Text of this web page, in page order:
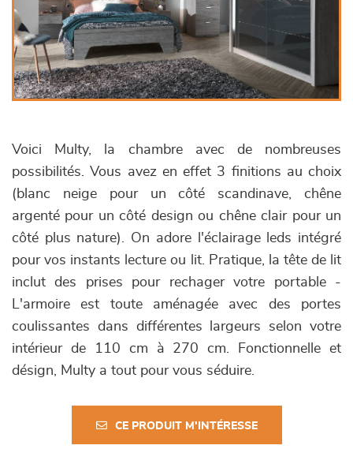
Voici Multy, la chambre avec de nombreuses
possibilités. Vous avez en effet 3 finitions au choix
(blanc neige pour un côté scandinave, chêne
argenté pour un côté design ou chêne clair pour un
côté plus nature). On adore l'éclairage leds intégré
pour vos instants lecture ou lit. Pratique, la tête de lit
inclut des prises pour rechager votre portable -
L'armoire est toute aménagée avec des portes
coulissantes dans différentes largeurs selon votre
intérieur de 110 cm à 270 cm. Fonctionnelle et
désign, Multy a tout pour vous séduire.
CE PRODUIT M'INTÉRESSE